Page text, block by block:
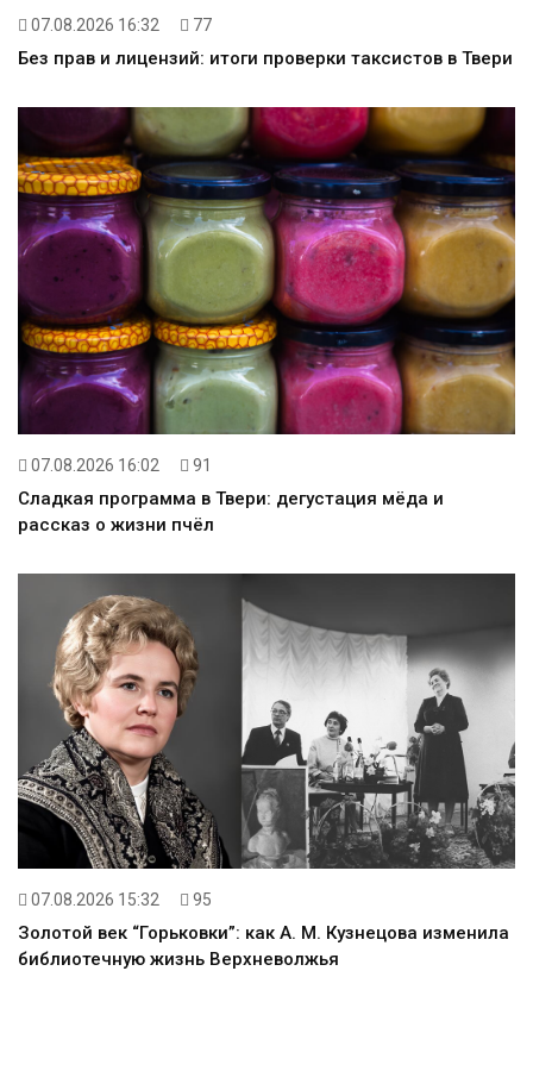
07.08.2026 16:32 77
Без прав и лицензий: итоги проверки таксистов в Твери
07.08.2026 16:02 91
Сладкая программа в Твери: дегустация мёда и
рассказ о жизни пчёл
07.08.2026 15:32 95
Золотой век “Горьковки”: как А. М. Кузнецова изменила
библиотечную жизнь Верхневолжья